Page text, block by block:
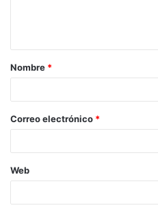
Nombre *
Correo electrónico *
Web